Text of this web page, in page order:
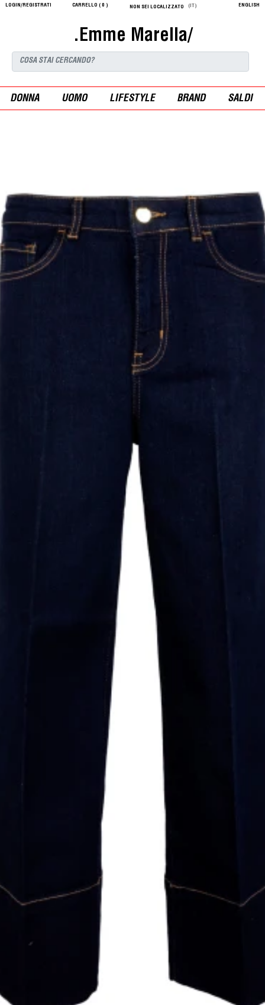
LOGIN/REGISTRATI CARRELLO ( 0 ) NON SEI LOCALIZZATO (IT) ENGLISH
.Emme Marella/
DONNA UOMO LIFESTYLE BRAND SALDI